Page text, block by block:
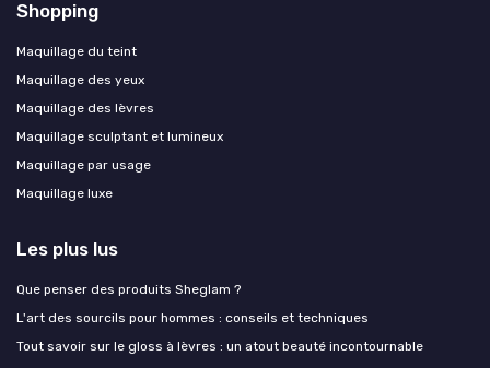
Shopping
Maquillage du teint
Maquillage des yeux
Maquillage des lèvres
Maquillage sculptant et lumineux
Maquillage par usage
Maquillage luxe
Les plus lus
Que penser des produits Sheglam ?
L'art des sourcils pour hommes : conseils et techniques
Tout savoir sur le gloss à lèvres : un atout beauté incontournable